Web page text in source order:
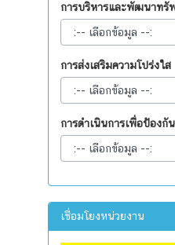
การบริหารและพัฒนาทรั
การส่งเสริมความโปร่งใส
การดำเนินการเพื่อป้องกั
เชื่อมโยงหน่วยงาน